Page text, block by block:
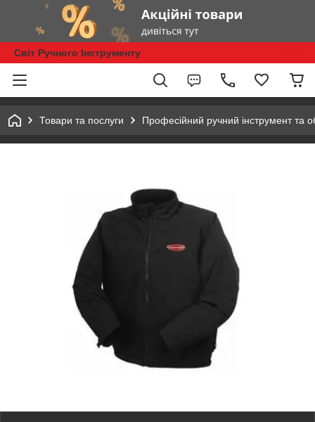
Світ Ручного Інструменту
Товари та послуги Професійний ручний інструмент та